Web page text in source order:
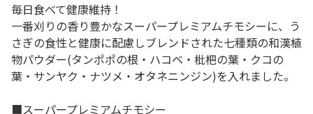
毎日食べて健康維持！
一番刈りの香り豊かなスーパープレミアムチモシーに、う
さぎの食性と健康に配慮しブレンドされた七種類の和漢植
物パウダー(タンポポの根・ハコベ・枇杷の葉・クコの
葉・サンヤク・ナツメ・オタネニンジン)を入れました。
■スーパープレミアムチモシー